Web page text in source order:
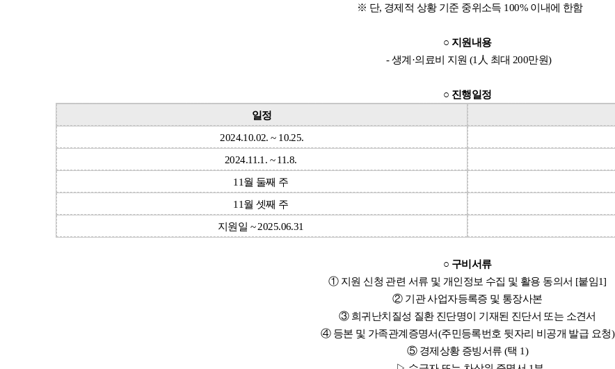
※ 단, 경제적 상황 기준 중위소득 100% 이내에 한함
○ 지원내용
- 생계·의료비 지원 (1人 최대 200만원)
○ 진행일정
일정
2024.10.02. ~ 10.25.
2024.11.1. ~ 11.8.
11월 둘째 주
11월 셋째 주
지원일 ~ 2025.06.31
○ 구비서류
① 지원 신청 관련 서류 및 개인정보 수집 및 활용 동의서 [붙임1]
② 기관 사업자등록증 및 통장사본
③ 희귀난치질성 질환 진단명이 기재된 진단서 또는 소견서
④ 등본 및 가족관계증명서(주민등록번호 뒷자리 비공개 발급 요청)
⑤ 경제상황 증빙서류 (택 1)